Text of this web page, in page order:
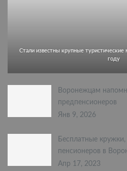
Стали известны крупные
году
Воронежцам
предпенсионеров
Янв 9, 2026
Бесплатные
пенсионеров в
Апр 17, 2023